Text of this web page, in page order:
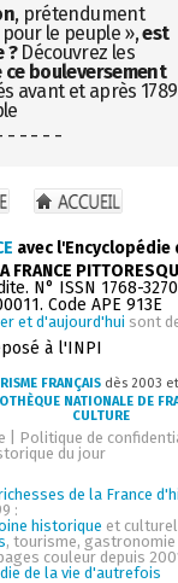
, prétendument
le peuple »,est
?Découvrez les
bouleversement
avant et après 1789
- - - - -
avec
FRANCE
N° ISSN 1768-
Code APE 913E
et d'aujourd'hui sont
à l'INPI
FRANÇAIS dès 2003
NATIONALE DE
CULTURE
Politique de
du jour
de la France
:
historique et
, tourisme, gastronomie
couleur depuis
de la vie d'autrefois